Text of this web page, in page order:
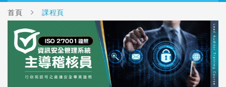
首頁 課程頁